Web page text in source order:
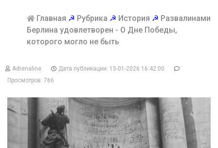
Главная ☭ Рубрика ☭ История ☭ Развалинами
Берлина удовлетворен - О Дне Победы,
которого могло не быть
Adrenaline
Дата публикации: 15-01-2026 16:42:00
Просмотров: 766